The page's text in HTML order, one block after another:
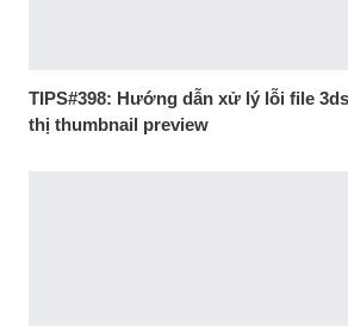
TIPS#398: Hướng dẫn xử lý lỗi file
thị thumbnail preview